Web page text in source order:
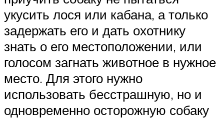
укусить лося или кабана, а только
задержать его и дать охотнику
знать о его местоположении, или
голосом загнать животное в нужное
место. Для этого нужно
использовать бесстрашную, но и
одновременно осторожную собаку